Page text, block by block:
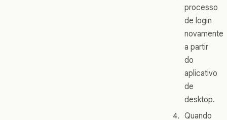
processo
de login
novamente
a partir
do
aplicativo
de
desktop.
Quando